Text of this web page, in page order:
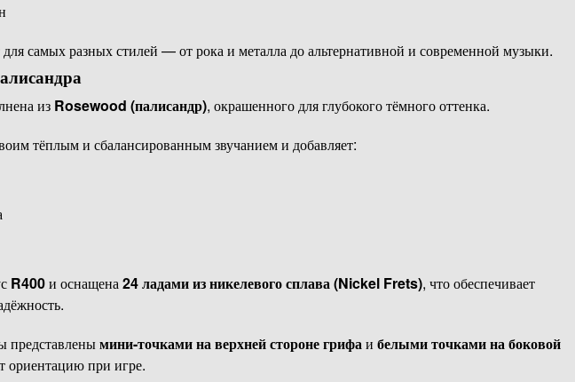
самых разных стилей — от рока и металла до альтернативной и современной музыки.
из Rosewood (палисандр), окрашенного для глубокого тёмного оттенка.
тёплым и сбалансированным звучанием и добавляет:
R400и оснащена24 ладами из никелевого сплава (Nickel Frets), что обеспечивает
представленымини-точками на верхней стороне грифаи белыми точками на боковой
ориентацию при игре.